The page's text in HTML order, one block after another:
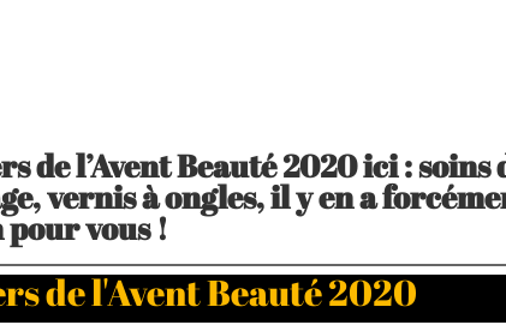
de l’Avent Beauté 2020 ici : soins
vernis à ongles, il y en a
pour vous !
de l'Avent Beauté 2020